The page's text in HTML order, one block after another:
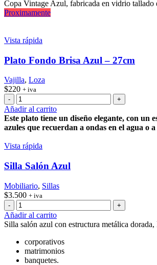
Copa Vintage Azul, fabricada en vidrio tallado
Proximamente
Vista rápida
Plato Fondo Brisa Azul – 27cm
Vajilla, Loza
$220 + iva
Plato
Fondo
Brisa
Azul
27cm
cantidad
Añadir al carrito
Este plato tiene un diseño elegante, con un
azules que recuerdan a ondas en el agua o
Vista rápida
Silla Salón Azul
Mobiliario, Sillas
$3.500 + iva
Silla
Salón
Azul
Añadir al carrito
Silla salón azul con estructura metálica dorada,
corporativos
matrimonios
banquetes.